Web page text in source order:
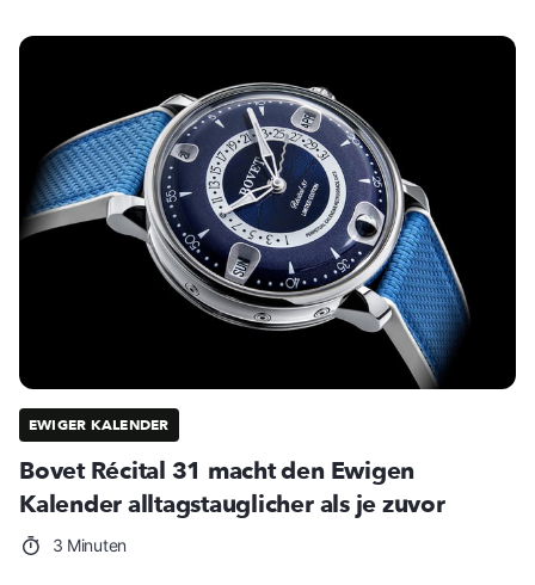
EWIGER KALENDER
Bovet Récital 31 macht den Ewigen
Kalender alltagstauglicher als je zuvor
3 Minuten